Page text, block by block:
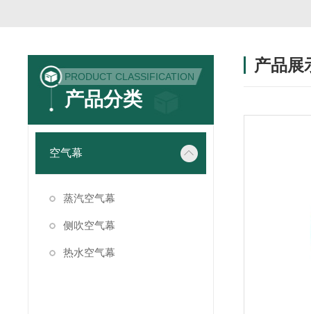
PRODUCT CLASSIFICATION
产品分类
空气幕
蒸汽空气幕
侧吹空气幕
热水空气幕
产品展